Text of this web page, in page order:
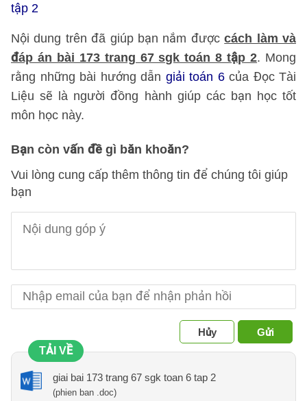
tập 2
Nội dung trên đã giúp bạn nắm đượccách làm và
đáp án bài 173 trang 67 sgk toán 8 tập 2. Mong
rằng những bài hướng dẫn giải toán 6của Đọc Tài
Liệu sẽ là người đồng hành giúp các bạn học tốt
môn học này.
Bạn còn vấn đề gì băn khoăn?
Vui lòng cung cấp thêm thông tin để chúng tôi giúp
bạn
Hủy
Gửi
TẢI VỀ
giai bai 173 trang 67 sgk toan 6 tap 2
(phien ban .doc)